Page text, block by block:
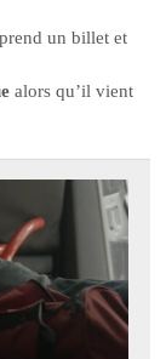
un billet et
alors qu’il vient